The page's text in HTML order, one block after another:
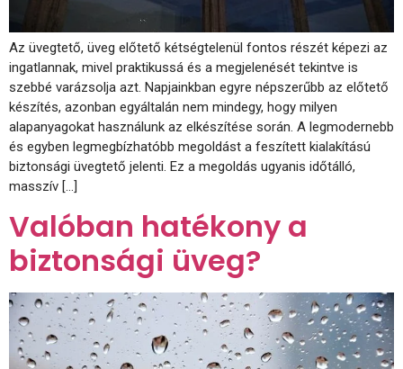
Az üvegtető, üveg előtető kétségtelenül fontos részét képezi az
ingatlannak, mivel praktikussá és a megjelenését tekintve is
szebbé varázsolja azt. Napjainkban egyre népszerűbb az előtető
készítés, azonban egyáltalán nem mindegy, hogy milyen
alapanyagokat használunk az elkészítése során. A legmodernebb
és egyben legmegbízhatóbb megoldást a feszített kialakítású
biztonsági üvegtető jelenti. Ez a megoldás ugyanis időtálló,
masszív […]
Valóban hatékony a
biztonsági üveg?